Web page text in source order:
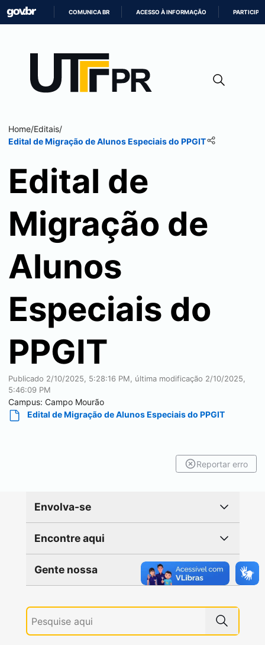
CONTEÚDO
COMUNICA BR ACESSO À INFORMAÇÃO PARTICIPE
Home/Editais/
Edital de Migração de Alunos Especiais do PPGIT
Edital de
Migração de
Alunos
Especiais do
PPGIT
Publicado 2/10/2025, 5:28:16 PM , última modificação 2/10/2025,
5:46:09 PM
Campus: Campo Mourão
Edital de Migração de Alunos Especiais do PPGIT
Reportar erro
Envolva-se
Encontre aqui
Gente nossa